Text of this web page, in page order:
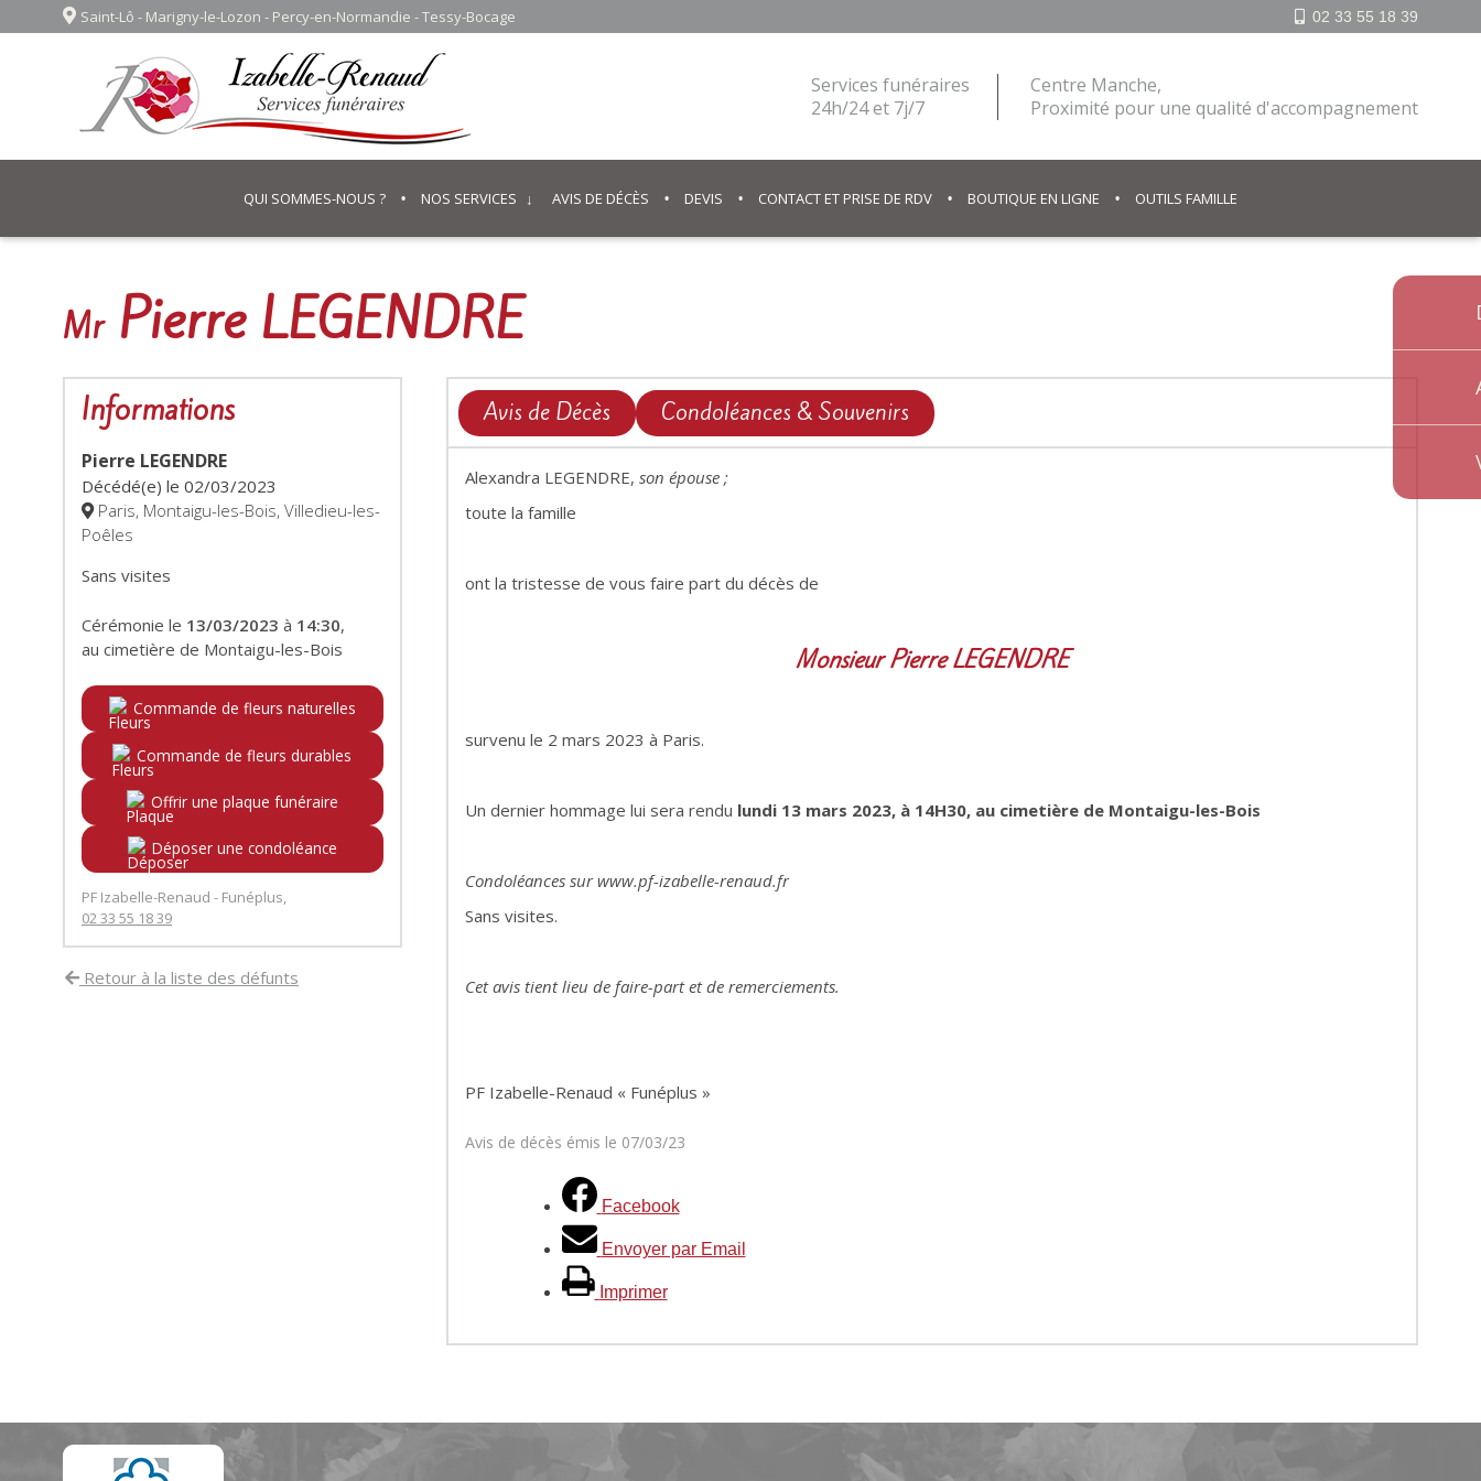
Saint-Lô - Marigny-le-Lozon - Percy-en-Normandie - Tessy-Bocage 02 33 55 18 39
Services funéraires
24h/24 et 7j/7
Centre Manche,
Proximité pour une qualité d'accompagnement
QUI SOMMES-NOUS ? NOS SERVICES AVIS DE DÉCÈS DEVIS CONTACT ET PRISE DE RDV BOUTIQUE EN LIGNE OUTILS FAMILLE
MrPierre LEGENDRE
Informations
Pierre LEGENDRE
Décédé(e) le 02/03/2023
Paris, Montaigu-les-Bois, Villedieu-les-
Poêles
Sans visites
Cérémonie le 13/03/2023 à 14:30,
au cimetière de Montaigu-les-Bois
Commande de fleurs naturelles
Commande de fleurs durables
Offrir une plaque funéraire
Déposer une condoléance
PF Izabelle-Renaud - Funéplus,
02 33 55 18 39
Retour à la liste des défunts
Avis de Décès Condoléances & Souvenirs
Alexandra LEGENDRE, son épouse ;
toute la famille
ont la tristesse de vous faire part du décès de
Monsieur Pierre LEGENDRE
survenu le 2 mars 2023 à Paris.
Un dernier hommage lui sera rendu lundi 13 mars 2023, à 14H30, au cimetière de Montaigu-les-Bois
Condoléances sur www.pf-izabelle-renaud.fr
Sans visites.
Cet avis tient lieu de faire-part et de remerciements.
PF Izabelle-Renaud « Funéplus »
Avis de décès émis le 07/03/23
Facebook
Envoyer par Email
Imprimer